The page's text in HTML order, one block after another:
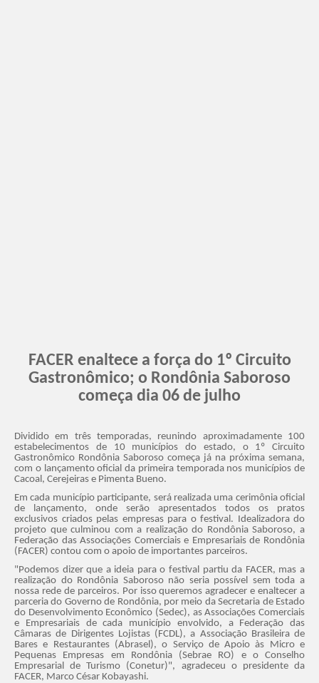
FACER enaltece a força do 1º Circuito
Gastronômico; o Rondônia Saboroso
começa dia 06 de julho
Dividido em três temporadas, reunindo aproximadamente 100
estabelecimentos de 10 municípios do estado, o 1º Circuito
Gastronômico Rondônia Saboroso começa já na próxima semana,
com o lançamento oficial da primeira temporada nos municípios de
Cacoal, Cerejeiras e Pimenta Bueno.
Em cada município participante, será realizada uma cerimônia oficial
de lançamento, onde serão apresentados todos os pratos
exclusivos criados pelas empresas para o festival. Idealizadora do
projeto que culminou com a realização do Rondônia Saboroso, a
Federação das Associações Comerciais e Empresariais de Rondônia
(FACER) contou com o apoio de importantes parceiros.
"Podemos dizer que a ideia para o festival partiu da FACER, mas a
realização do Rondônia Saboroso não seria possível sem toda a
nossa rede de parceiros. Por isso queremos agradecer e enaltecer a
parceria do Governo de Rondônia, por meio da Secretaria de Estado
do Desenvolvimento Econômico (Sedec), as Associações Comerciais
e Empresariais de cada município envolvido, a Federação das
Câmaras de Dirigentes Lojistas (FCDL), a Associação Brasileira de
Bares e Restaurantes (Abrasel), o Serviço de Apoio às Micro e
Pequenas Empresas em Rondônia (Sebrae RO) e o Conselho
Empresarial de Turismo (Conetur)", agradeceu o presidente da
FACER, Marco César Kobayashi.